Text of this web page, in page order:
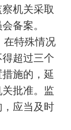
机关采取
备案。
在特殊情况
超过三个
施的，延
批准。监
应当及时